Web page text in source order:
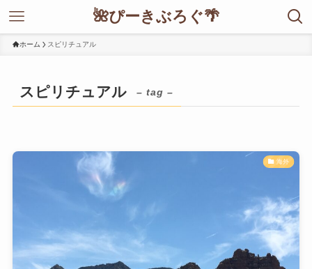
🌺ぴーきぶろぐ🌴
ホーム スピリチュアル
スピリチュアル – tag –
海外